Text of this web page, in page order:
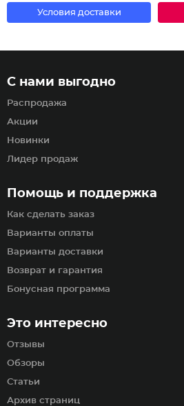
Условия доставки
Помощь и поддержка
Как сделать заказ
Варианты оплаты
Варианты доставки
Возврат и гарантия
Бонусная программа
С нами выгодно
Распродажа
Акции
Новинки
Лидер продаж
Это интересно
Отзывы
Обзоры
Статьи
Архив страниц